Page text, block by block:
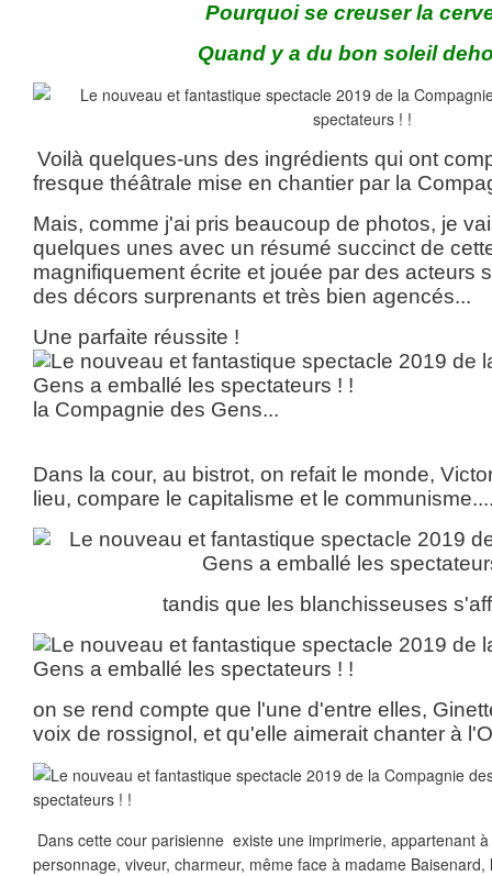
Pourquoi se creuser la
Quand y a du bon soleil
Voilà quelques-uns des ingrédients qui ont
fresque théâtrale mise en chantier par la
Mais, comme j'ai pris beaucoup de photos, je
quelques unes avec un résumé succinct de
magnifiquement écrite et jouée par des acteurs
des décors surprenants et très bien agencés...
Une parfaite réussite !
la Compagnie des Gens...
Dans la cour, au bistrot, on refait le monde,
lieu, compare le capitalisme et le
tandis que les blanchisseuses
on se rend compte que l'une d'entre elles,
voix de rossignol, et qu'elle aimerait chanter à
Dans cette cour parisienne existe une imprimerie, appartenant
personnage, viveur, charmeur, même face à madame